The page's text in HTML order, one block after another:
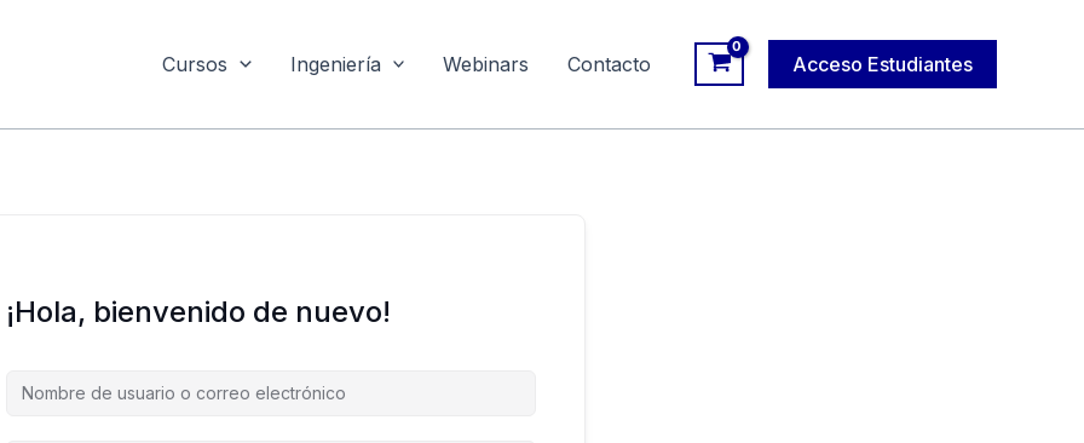
Cursos Ingeniería Webinars Contacto Acceso Estudiantes
¡Hola, bienvenido de nuevo!